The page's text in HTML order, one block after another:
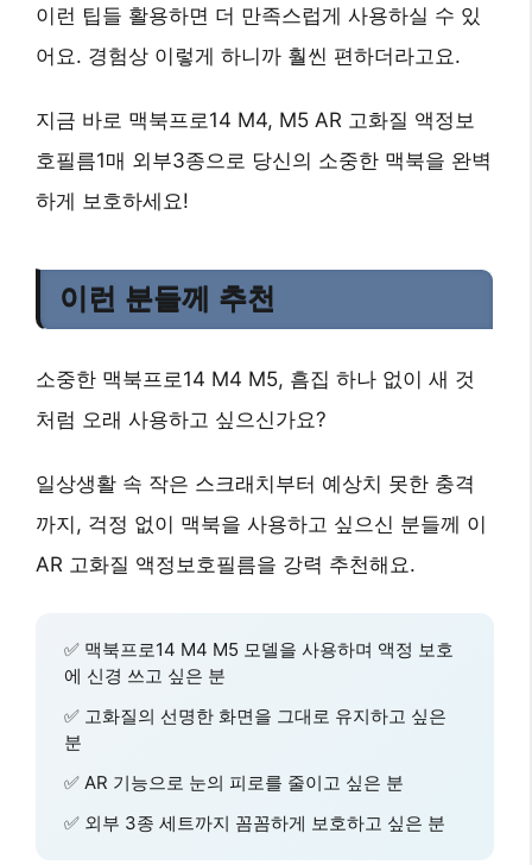
이런 팁들 활용하면 더 만족스럽게 사용하실 수 있
어요. 경험상 이렇게 하니까 훨씬 편하더라고요.
지금 바로 맥북프로14 M4, M5 AR 고화질 액정보
호필름1매 외부3종으로 당신의 소중한 맥북을 완벽
하게 보호하세요!
이런 분들께 추천
소중한 맥북프로14 M4 M5, 흠집 하나 없이 새 것
처럼 오래 사용하고 싶으신가요?
일상생활 속 작은 스크래치부터 예상치 못한 충격
까지, 걱정 없이 맥북을 사용하고 싶으신 분들께 이
AR 고화질 액정보호필름을 강력 추천해요.
✅ 맥북프로14 M4 M5 모델을 사용하며 액정 보호
에 신경 쓰고 싶은 분
✅ 고화질의 선명한 화면을 그대로 유지하고 싶은
분
✅ AR 기능으로 눈의 피로를 줄이고 싶은 분
✅ 외부 3종 세트까지 꼼꼼하게 보호하고 싶은 분